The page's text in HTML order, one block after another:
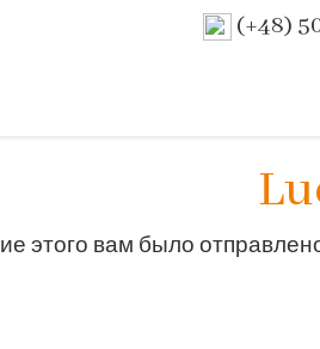
(+48)
этого вам было